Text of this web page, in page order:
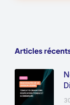
Articles